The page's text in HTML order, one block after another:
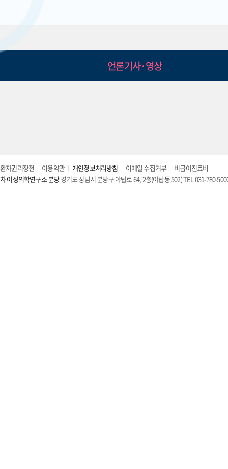
언론기사·영상
환자권리장전 이용약관 개인정보처리방침 이메일 수집거부
비급여진료비
차 여성의학연구소 분당경기도 성남시 분당구 야탑로 64, 2층(야탑동 502) TEL 031-780-